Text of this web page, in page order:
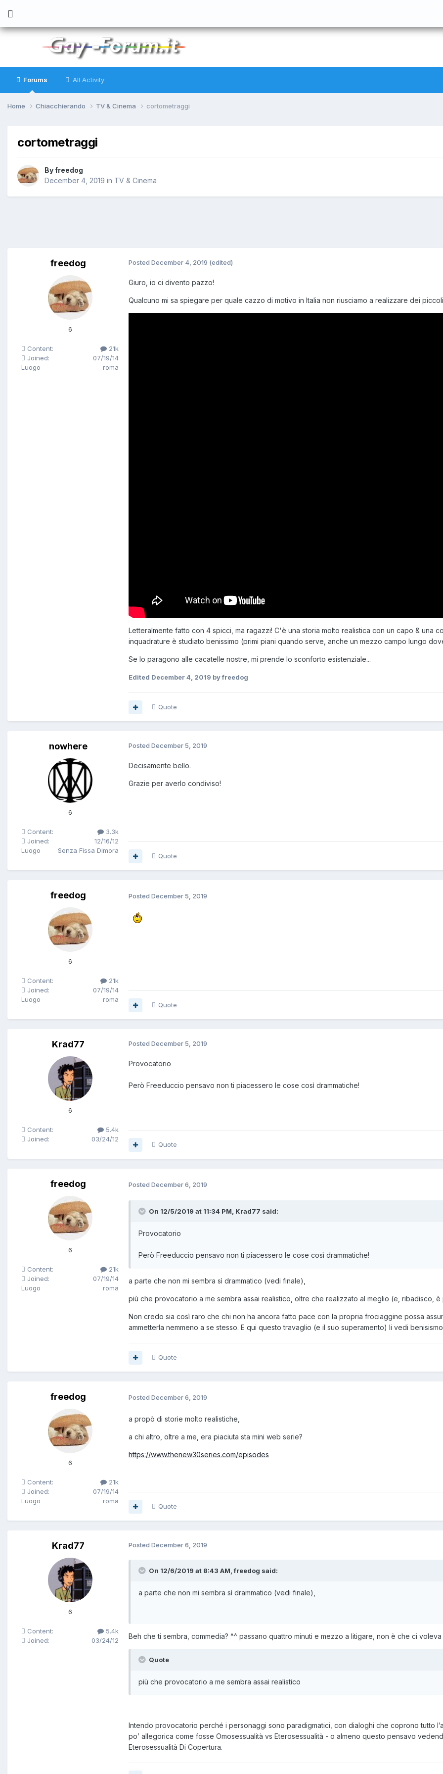
Forums All Activity
Home Chiacchierando TV & Cinema cortometraggi
cortometraggi
Byfreedog
December 4, 2019 in TV & Cinema
freedog
6
Content:
21k
Joined:
07/19/14
Luogo
roma
Posted December 4, 2019 (edited)
Giuro, io ci divento pazzo!
Qualcuno mi sa spiegare per quale cazzo di motivo in Italia non riusciamo a realizzare dei
Letteralmente fatto con 4 spicci, ma ragazzi! C'è una storia molto realistica con un capo & una
inquadrature è studiato benissimo (primi piani quando serve, anche un mezzo campo lungo
Se lo paragono alle cacatelle nostre, mi prende lo sconforto esistenziale...
Edited December 4, 2019 by freedog
Quote
nowhere
6
Content:
3.3k
Joined:
12/16/12
Luogo
Senza Fissa Dimora
Posted December 5, 2019
Decisamente bello.
Grazie per averlo condiviso!
Quote
freedog
6
Content:
21k
Joined:
07/19/14
Luogo
roma
Posted December 5, 2019
Quote
Krad77
6
Content:
5.4k
Joined:
03/24/12
Posted December 5, 2019
Provocatorio
Però Freeduccio pensavo non ti piacessero le cose così drammatiche!
Quote
freedog
6
Content:
21k
Joined:
07/19/14
Luogo
roma
Posted December 6, 2019
On 12/5/2019 at 11:34 PM, Krad77 said:
Provocatorio
Però Freeduccio pensavo non ti piacessero le cose così drammatiche!
a parte che non mi sembra sì drammatico (vedi finale),
più che provocatorio a me sembra assai realistico, oltre che realizzato al meglio (e, ribadisco,
Non credo sia così raro che chi non ha ancora fatto pace con la propria frociaggine possa
ammetterla nemmeno a se stesso. E qui questo travaglio (e il suo superamento) li vedi benisismo
Quote
freedog
6
Content:
21k
Joined:
07/19/14
Luogo
roma
Posted December 6, 2019
a propò di storie molto realistiche,
a chi altro, oltre a me, era piaciuta sta mini web serie?
https://www.thenew30series.com/episodes
Quote
Krad77
6
Content:
5.4k
Joined:
03/24/12
Posted December 6, 2019
On 12/6/2019 at 8:43 AM, freedog said:
a parte che non mi sembra sì drammatico (vedi finale),
Beh che ti sembra, commedia? ^^ passano quattro minuti e mezzo a litigare, non è che ci
Quote
più che provocatorio a me sembra assai realistico
Intendo provocatorio perché i personaggi sono paradigmatici, con dialoghi che coprono tutto
po’ allegorica come fosse Omosessualità vs Eterosessualità - o almeno questo pensavo
Eterosessualità Di Copertura.